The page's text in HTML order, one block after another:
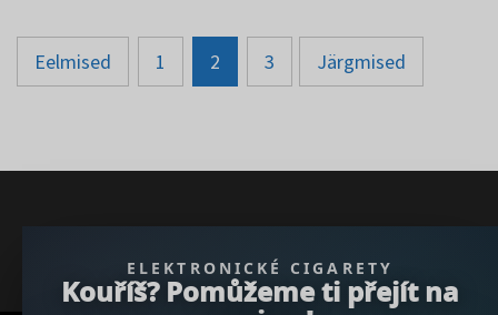
HALDAMIST
MITMESUGUSTE
TÖÖRIISTADE
ABIL
Postituste
lehekülgede
suurendamine
Eelmised 1 2 3 Järgmised
ELEKTRONICKÉ CIGARETY
Kouříš? Pomůžeme ti přejít na